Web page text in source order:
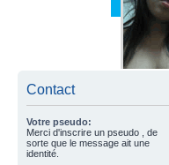
Contact
Votre pseudo:
Merci d'inscrire un pseudo , de
sorte que le message ait une
identité.